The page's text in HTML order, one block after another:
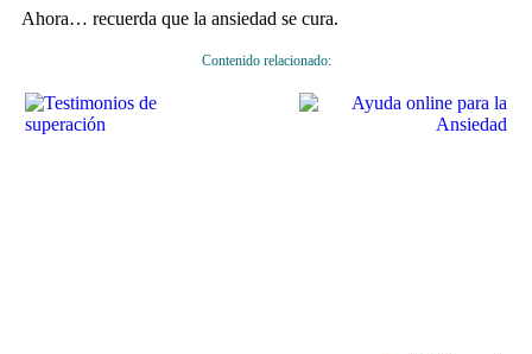
Ahora… recuerda que la ansiedad se cura.
Contenido relacionado: